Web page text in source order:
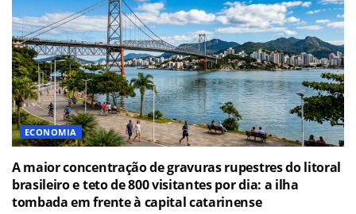
ECONOMIA
A maior concentração de gravuras rupestres do litoral
brasileiro e teto de 800 visitantes por dia: a ilha
tombada em frente à capital catarinense